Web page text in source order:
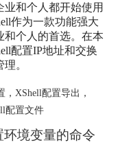
和个人都开始使用
作为一款功能强大
和个人的首选。在本
配置IP地址和交换
。
， XShell配置导出 ，
配置文件
环境变量的命令